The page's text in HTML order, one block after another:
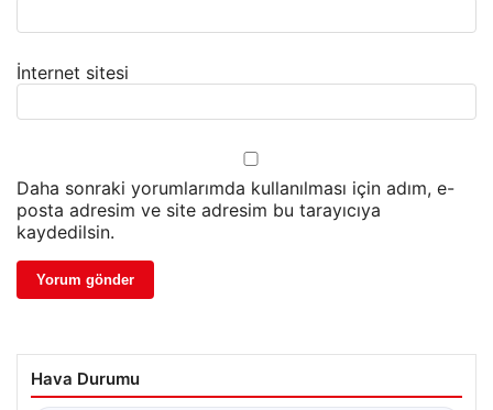
İnternet sitesi
Daha sonraki yorumlarımda kullanılması için adım, e-
posta adresim ve site adresim bu tarayıcıya
kaydedilsin.
Hava Durumu